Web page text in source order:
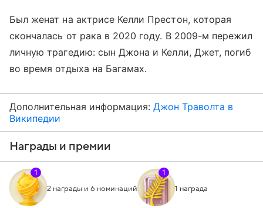
Награды и премии
1
2 награды и 6 номинаций
1
1 награда
Был женат на актрисе Келли Престон, которая
скончалась от рака в 2020 году. В 2009-м пережил
личную трагедию: сын Джона и Келли, Джет, погиб
во время отдыха на Багамах.
Дополнительная информация: Джон Траволта в
Википедии